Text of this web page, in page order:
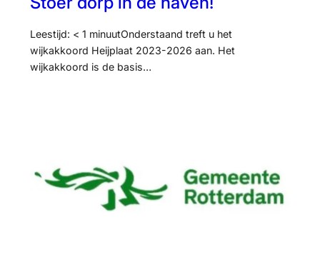
Leestijd: < 1 minuutOnderstaand treft u het
wijkakkoord Heijplaat 2023-2026 aan. Het
wijkakkoord is de basis…